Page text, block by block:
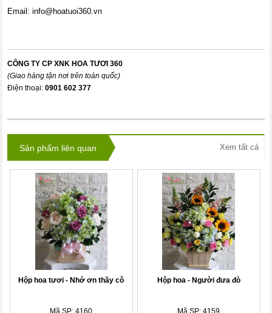
Email:info@hoatuoi360.vn
CÔNG TY CP XNK HOA TƯƠI 360
(Giao hàng tận nơi trên toàn quốc)
Điện thoại:0901 602 377
Sản phẩm liên quan Xem tất cả
Hộp hoa tươi - Nhớ ơn thầy cô Hộp hoa - Người đưa đò